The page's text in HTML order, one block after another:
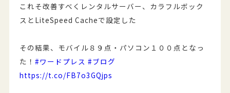
これそ改善すべくレンタルサーバー、カラフルボック
スとLiteSpeed Cacheで設定した
その結果、モバイル８９点・パソコン１００点となっ
た！#ワードプレス #ブログ
https://t.co/FB7o3GQjps